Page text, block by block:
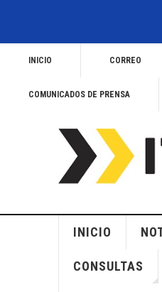
INICIO CORREO
COMUNICADOS DE PRENSA
INICIO
CONSULTAS